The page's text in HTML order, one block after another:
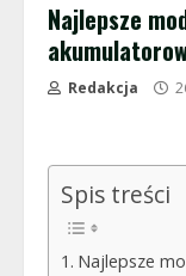
Najlepsze
Redakcja
Spis treści
Najlepsze